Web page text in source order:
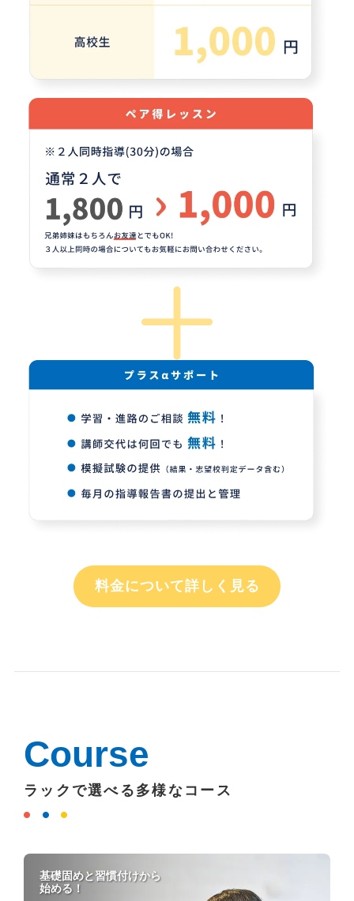
料金について詳しく見る
Course
ラックで選べる多様なコース
基礎固めと習慣付けから
始める！